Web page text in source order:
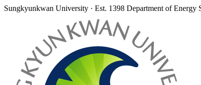
Sungkyunkwan University · Est. 1398 Department of Energy